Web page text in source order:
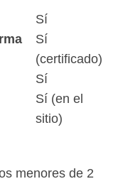
Sí
Sí
(certificado)
Sí
Sí (en el
sitio)
menores de 2